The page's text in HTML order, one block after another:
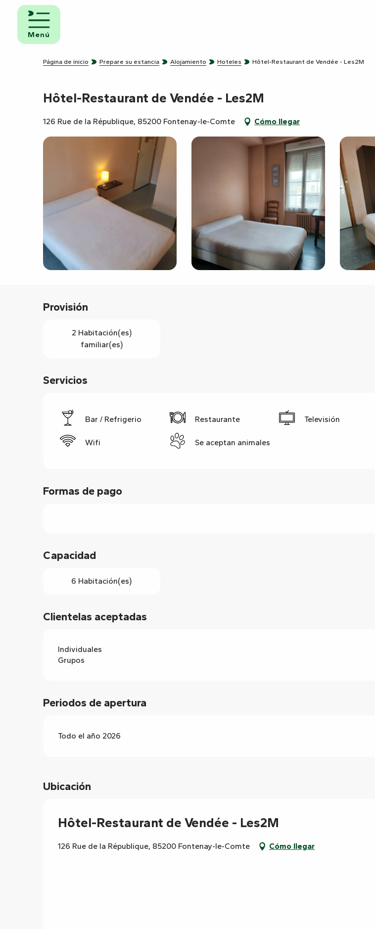
contenu
principal
Menú
Página de inicio Prepare su estancia Alojamiento Hoteles Hôtel-Restaurant de Vendée - Les2M
Hôtel-Restaurant de Vendée - Les2M
126 Rue de la République, 85200 Fontenay-le-Comte Cómo llegar
Provisión
2 Habitación(es)
familiar(es)
Servicios
Bar / Refrigerio Restaurante Televisión
Wifi Se aceptan animales
Formas de pago
Capacidad
6 Habitación(es)
Clientelas aceptadas
Individuales
Grupos
Periodos de apertura
Todo el año 2026
Ubicación
Hôtel-Restaurant de Vendée - Les2M
126 Rue de la République, 85200 Fontenay-le-Comte Cómo llegar